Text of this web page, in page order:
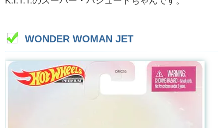
WONDER WOMAN JET